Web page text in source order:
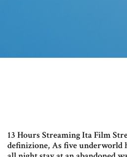
13 Hours Streaming Ita Film
definizione, As five underworld